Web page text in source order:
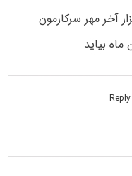
آخر مهر سرکارمون
بیاید